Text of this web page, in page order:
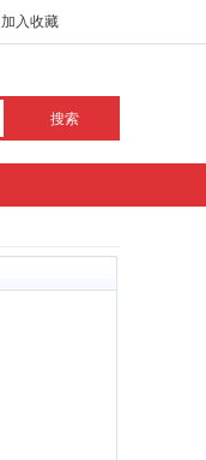
加入收藏